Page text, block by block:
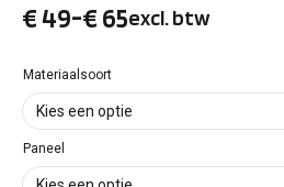
€ 49-€ 65
Prijsklasse:
€ 49
tot
€ 65
excl. btw
Materiaalsoort
Paneel